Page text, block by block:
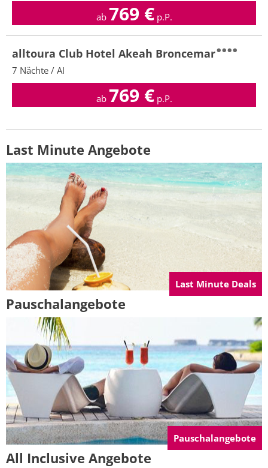
ab 769 € p.P.
alltoura Club Hotel Akeah Broncemar
7 Nächte / AI
ab 769 € p.P.
Last Minute Angebote
Last Minute Deals
Pauschalangebote
Pauschalangebote
All Inclusive Angebote